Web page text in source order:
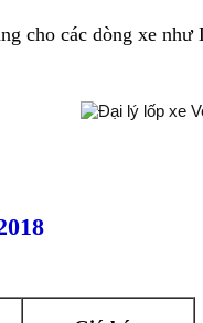
cho các dòng xe